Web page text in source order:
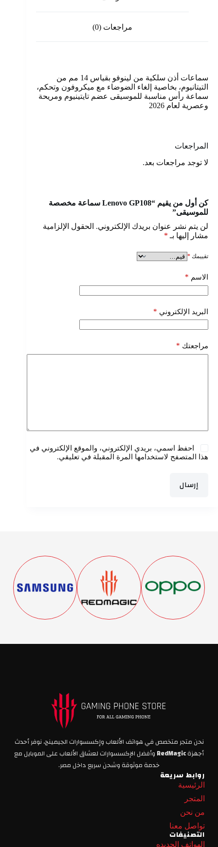
مراجعات (0)
سماعات أذن سلكية من لينوفو بقياس 14 مم من
التيتانيوم، بخاصية إلغاء الضوضاء مع ميكروفون وتحكم،
سماعة رأس مناسبة للموسيقى عضم تايتينيوم ومريحة
وعصرية لعام 2026
المراجعات
لا توجد مراجعات بعد.
كن أول من يقيم “Lenovo GP108 سماعة مخصصة
للموسيقى”
لن يتم نشر عنوان بريدك الإلكتروني. الحقول الإلزامية
مشار إليها بـ *
تقييمك *
الاسم *
البريد الإلكتروني *
مراجعتك *
احفظ اسمي، بريدي الإلكتروني، والموقع الإلكتروني في
هذا المتصفح لاستخدامها المرة المقبلة في تعليقي.
إرسال
نحن متجر متخصص في هواتف الألعاب وإكسسوارات الجيمينج، نوفر أحدث
أجهزةRedMagic وأفضل الإكسسوارات لعشاق الألعاب على الموبايل مع
خدمة موثوقة وشحن سريع داخل مصر.
روابط سريعة
الرئيسية
المتجر
من نحن
تواصل معنا
التصنيفات
الهواتف الجديده